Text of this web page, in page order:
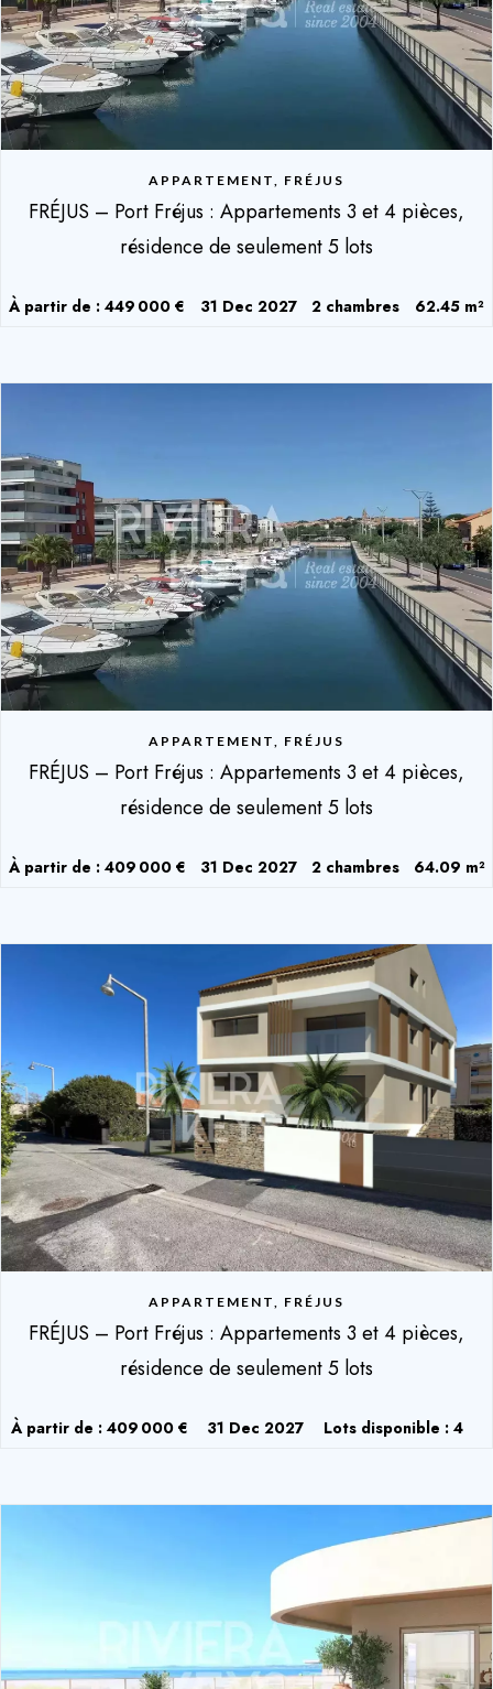
APPARTEMENT, FRÉJUS
FRÉJUS – Port Fréjus : Appartements 3 et 4 pièces,
résidence de seulement 5 lots
À partir de : 449 000 € 31 Dec 2027 2 chambres 62.45 m²
APPARTEMENT, FRÉJUS
FRÉJUS – Port Fréjus : Appartements 3 et 4 pièces,
résidence de seulement 5 lots
À partir de : 409 000 € 31 Dec 2027 2 chambres 64.09 m²
APPARTEMENT, FRÉJUS
FRÉJUS – Port Fréjus : Appartements 3 et 4 pièces,
résidence de seulement 5 lots
À partir de : 409 000 € 31 Dec 2027 Lots disponible : 4